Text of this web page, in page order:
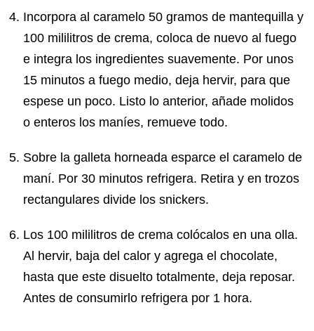
Incorpora al caramelo 50 gramos de mantequilla y
100 mililitros de crema, coloca de nuevo al fuego
e integra los ingredientes suavemente. Por unos
15 minutos a fuego medio, deja hervir, para que
espese un poco. Listo lo anterior, añade molidos
o enteros los maníes, remueve todo.
Sobre la galleta horneada esparce el caramelo de
maní. Por 30 minutos refrigera. Retira y en trozos
rectangulares divide los snickers.
Los 100 mililitros de crema colócalos en una olla.
Al hervir, baja del calor y agrega el chocolate,
hasta que este disuelto totalmente, deja reposar.
Antes de consumirlo refrigera por 1 hora.